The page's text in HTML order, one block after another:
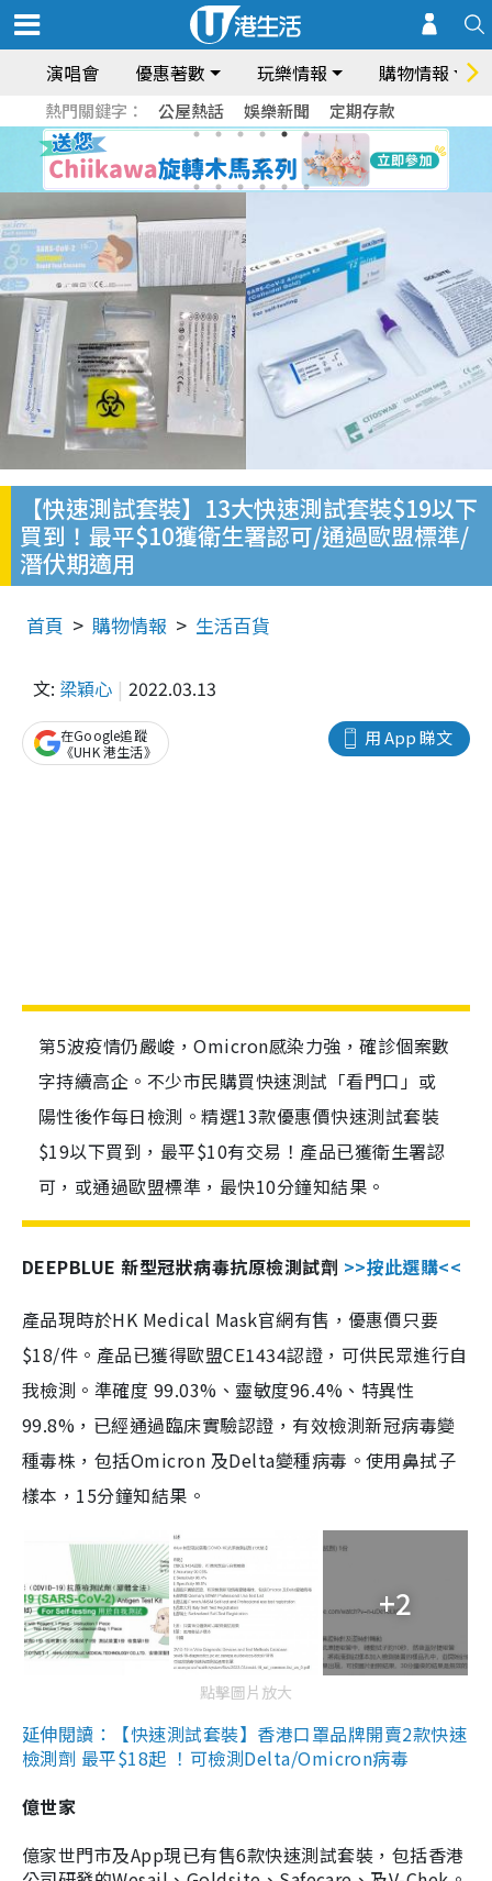
演唱會 優惠著數 玩樂情報 購物情報
熱門關鍵字： 公屋熱話 娛樂新聞 定期存款
【快速測試套裝】13大快速測試套裝$19以下
買到！最平$10獲衛生署認可/通過歐盟標準/
潛伏期適用
首頁 購物情報 生活百貨
文: 梁穎心 2022.03.13
用 App 睇文
在Google追蹤
《UHK 港生活》
第5波疫情仍嚴峻，Omicron感染力強，確診個案數
字持續高企。不少市民購買快速測試「看門口」或
陽性後作每日檢測。精選13款優惠價快速測試套裝
$19以下買到，最平$10有交易！產品已獲衛生署認
可，或通過歐盟標準，最快10分鐘知結果。
DEEPBLUE 新型冠狀病毒抗原檢測試劑 >>按此選購<<
產品現時於HK Medical Mask官網有售，優惠價只要
$18/件。產品已獲得歐盟CE1434認證，可供民眾進行自
我檢測。準確度 99.03%、靈敏度96.4%、特異性
99.8%，已經通過臨床實驗認證，有效檢測新冠病毒變
種毒株，包括Omicron 及Delta變種病毒。使用鼻拭子
樣本，15分鐘知結果。
+2
點擊圖片放大
延伸閱讀：【快速測試套裝】香港口罩品牌開賣2款快速
檢測劑 最平$18起 ！可檢測Delta/Omicron病毒
億世家
億家世門市及App現已有售6款快速測試套裝，包括香港